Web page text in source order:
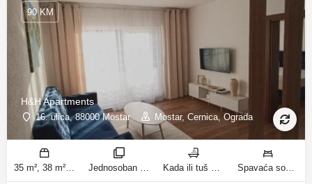
H&H Apartments
16. ulica, 88000 Mostar Mostar, Cernica, Ograda
90 KM
35 m², 38 m² m2 Jednosoban stan sa balkonom, Apartman sobe Kada ili tuš kupatila Spavaća soba 1: 1 bračni krevet | Dnevni boravak: 1 kauč na razvlačenje | Spavaća soba 1: 3 kreveta za jednu osobu ležaja